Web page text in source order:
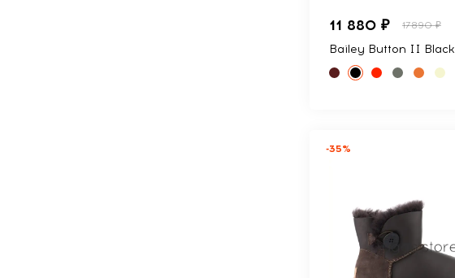
11 880 ₽ 17890 ₽
Bailey Button II Black
-35%